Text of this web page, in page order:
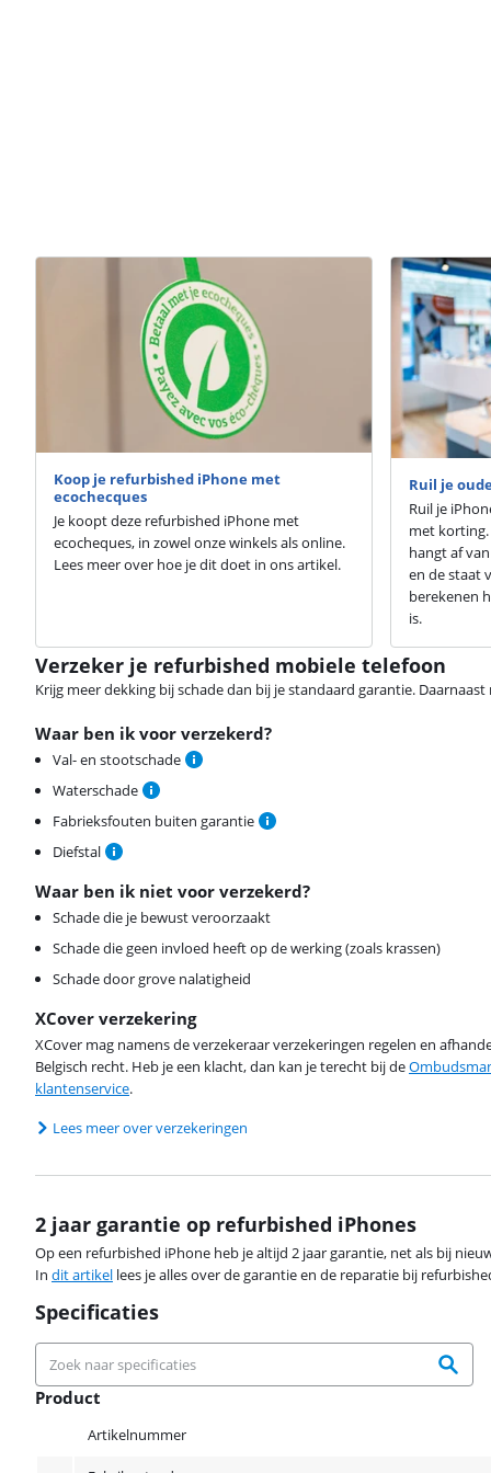
Koop je refurbished iPhone met
ecochecques
Je koopt deze refurbished iPhone met
ecocheques, in zowel onze winkels als online.
Lees meer over hoe je dit doet in ons artikel.
Ruil je
Ruil je
met
hangt af
en de staat
berekenen
is.
Verzeker je refurbished mobiele telefoon
Krijg meer dekking bij schade dan bij je standaard garantie.
Waar ben ik voor verzekerd?
Val- en stootschade
Waterschade
Fabrieksfouten buiten garantie
Diefstal
Waar ben ik niet voor verzekerd?
Schade die je bewust veroorzaakt
Schade die geen invloed heeft op de werking (zoals krassen)
Schade door grove nalatigheid
XCover verzekering
XCover mag namens de verzekeraar verzekeringen regelen en
Belgisch recht. Heb je een klacht, dan kan je terecht bij de
klantenservice.
Lees meer over verzekeringen
2 jaar garantie op refurbished iPhones
Op een refurbished iPhone heb je altijd 2 jaar garantie, net als bij
In dit artikel lees je alles over de garantie en de reparatie bij
Specificaties
Product
Artikelnummer